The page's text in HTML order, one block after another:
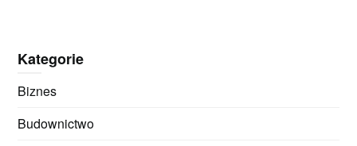
Kategorie
Biznes
Budownictwo